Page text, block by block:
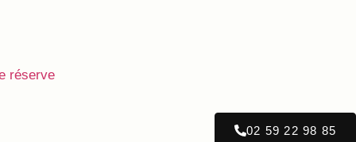
réserve
02 59 22 98 85